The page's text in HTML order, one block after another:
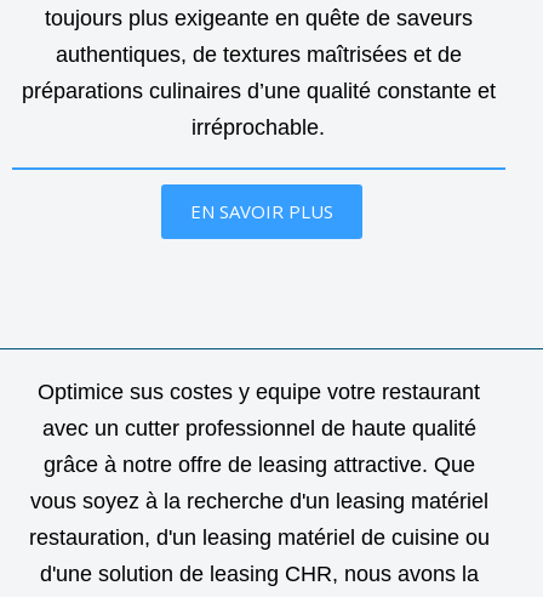
toujours plus exigeante en quête de saveurs
authentiques, de textures maîtrisées et de
préparations culinaires d’une qualité constante et
irréprochable.
EN SAVOIR PLUS
Optimice sus costes y equipe votre restaurant
avec un cutter professionnel de haute qualité
grâce à notre offre de leasing attractive. Que
vous soyez à la recherche d'un leasing matériel
restauration, d'un leasing matériel de cuisine ou
d'une solution de leasing CHR, nous avons la